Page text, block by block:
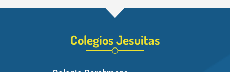
Colegios Jesuitas